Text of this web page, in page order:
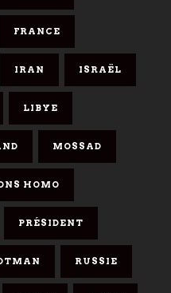
FRANCE
IRAN ISRAËL
LIBYE
MOSSAD
HOMO
PRÉSIDENT
RUSSIE